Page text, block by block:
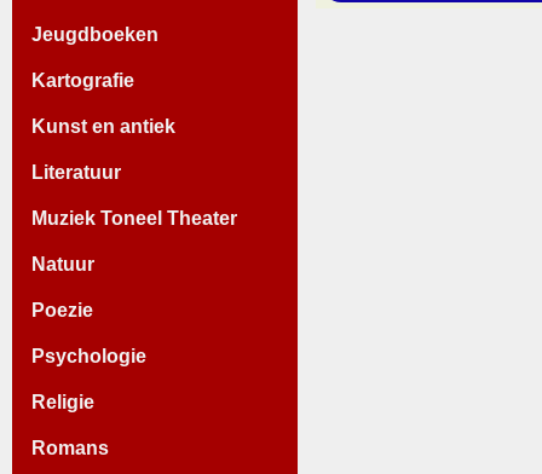
Jeugdboeken
Kartografie
Kunst en antiek
Literatuur
Muziek Toneel Theater
Natuur
Poezie
Psychologie
Religie
Romans